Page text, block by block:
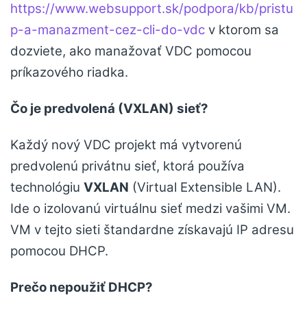
https://www.websupport.sk/podpora/kb/pristu
p-a-manazment-cez-cli-do-vdc v ktorom sa
dozviete, ako manažovať VDC pomocou
príkazového riadka.
Čo je predvolená (VXLAN) sieť?
Každý nový VDC projekt má vytvorenú
predvolenú privátnu sieť, ktorá používa
technológiu VXLAN (Virtual Extensible LAN).
Ide o izolovanú virtuálnu sieť medzi vašimi VM.
VM v tejto sieti štandardne získavajú IP adresu
pomocou DHCP.
Prečo nepoužiť DHCP?